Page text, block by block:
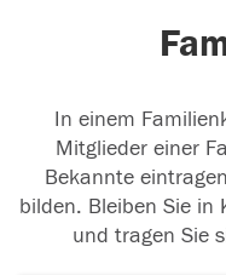
In einem
Mitglieder einer
Bekannte
bilden. Bleiben Sie
und tragen Sie